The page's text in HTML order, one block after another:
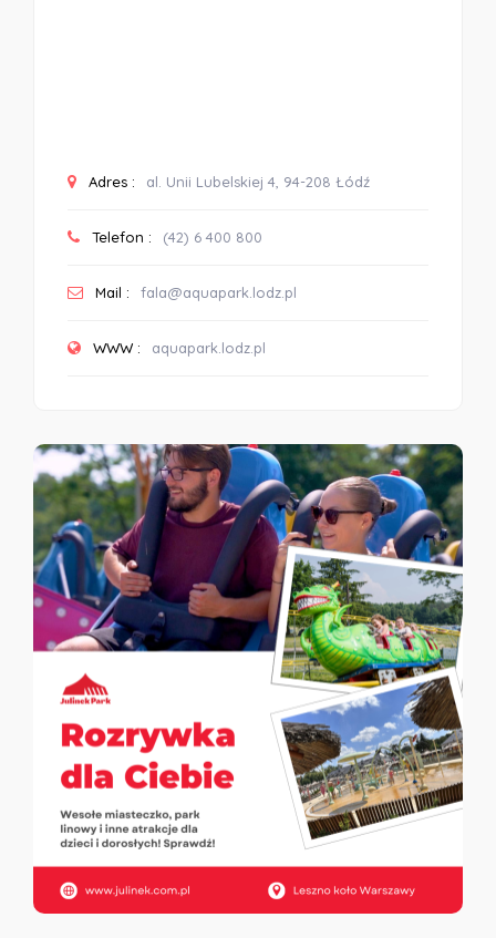
Adres : al. Unii Lubelskiej 4, 94-208 Łódź
Telefon : (42) 6 400 800
Mail : fala@aquapark.lodz.pl
WWW : aquapark.lodz.pl